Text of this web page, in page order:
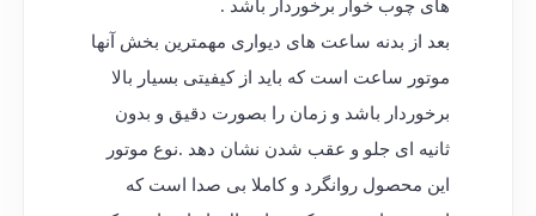
های چوب خوار برخوردار باشد .
بعد از بدنه ساعت های دیواری مهمترین بخش آنها
موتور ساعت است که باید از کیفیتی بسیار بالا
برخوردار باشد و زمان را بصورت دقیق و بدون
ثانیه ای جلو و عقب شدن نشان دهد .نوع موتور
این محصول روانگرد و کاملا بی صدا است که